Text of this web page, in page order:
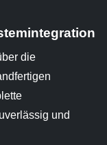
die
und